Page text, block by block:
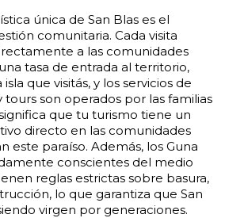
única de San Blas es el
comunitaria. Cada visita
a las comunidades
tasa de entrada al territorio,
que visitás, y los servicios de
son operados por las familias
que tu turismo tiene un
directo en las comunidades
este paraíso. Además, los Guna
conscientes del medio
reglas estrictas sobre basura,
lo que garantiza que San
virgen por generaciones.